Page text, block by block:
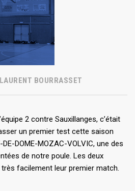
LAURENT BOURRASSET
2 contre Sauxillanges, c’était
un premier test cette saison
DOME-MOZAC-VOLVIC, une des
de notre poule. Les deux
facilement leur premier match.